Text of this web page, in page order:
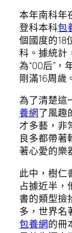
本年南科年
登科本科包
個國度的18
科。據統計
為“00后”，
剛滿16周歲。
為了清楚這
養網了風趣
才多藝，非
良多都帶著
著心愛的樂
此中，樹仁
占據近半，
書的類型撿
多，世界名
包養網的冊